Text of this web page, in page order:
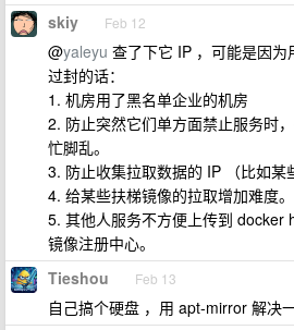
skiy Feb 12
@yaleyu 查了下它 IP ，可能是因
过封的话：
1. 机房用了黑名单企业的机房
2. 防止突然它们单方面禁止服务时
忙脚乱。
3. 防止收集拉取数据的 IP （比如某
4. 给某些扶梯镜像的拉取增加难度。
5. 其他人服务不方便上传到 docker
镜像注册中心。
Tieshou Feb 13
自己搞个硬盘 ，用 apt-mirror 解决